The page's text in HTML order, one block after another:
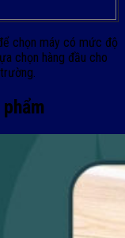
chọn máy có mức độ
chọn hàng đầu cho